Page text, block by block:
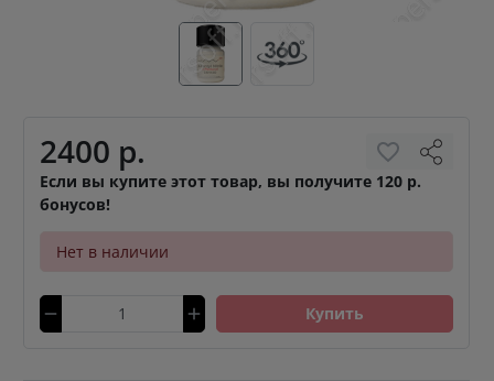
2400 р.
Если вы купите этот товар, вы получите 120 р.
бонусов!
Нет в наличии
Купить